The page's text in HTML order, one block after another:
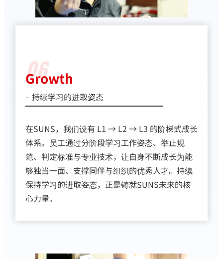
06
Growth
– 持续学习的进取姿态
在SUNS，我们设有 L1 → L2 → L3 的阶梯式成长
体系。员工通过分阶段学习工作姿态、举止规
范、判定标准与专业技术，让自身不断成长为能
够独当一面、支撑同伴与组织的优秀人才。持续
保持学习的进取姿态，正是铸就SUNS未来的核
心力量。